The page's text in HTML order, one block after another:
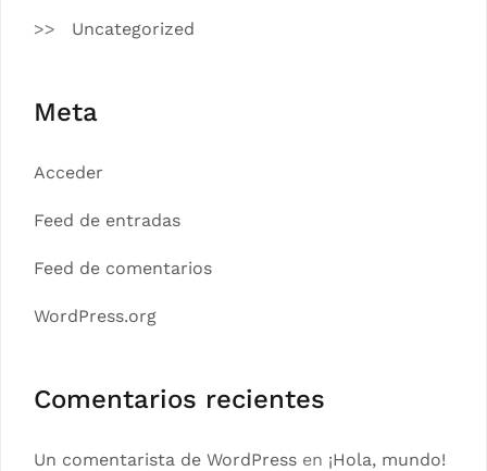
Uncategorized
Meta
Acceder
Feed de entradas
Feed de comentarios
WordPress.org
Comentarios recientes
Un comentarista de WordPress en ¡Hola, mundo!